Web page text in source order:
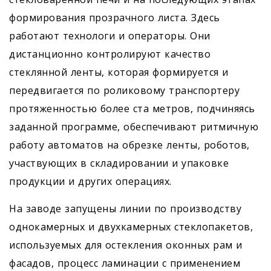
формирования прозрачного листа. Здесь
работают технологи и операторы. Они
дистанционно контролируют качество
стеклянной ленты, которая формируется и
передвигается по роликовому транспортеру
протяженностью более ста метров, подчиняясь
заданной программе, обеспечивают ритмичную
работу автоматов на обрезке ленты, роботов,
участвующих в складировании и упаковке
продукции и других операциях.
На заводе запущены линии по производству
однокамерных и двухкамерных стеклопакетов,
используемых для остекления оконных рам и
фасадов, процесс ламинации с применением